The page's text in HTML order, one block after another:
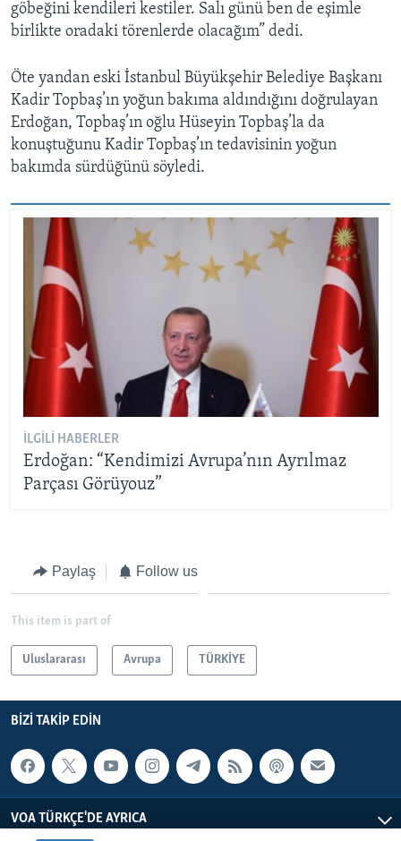
göbeğini kendileri kestiler. Salı günü ben de eşimle
birlikte oradaki törenlerde olacağım” dedi.
Öte yandan eski İstanbul Büyükşehir Belediye Başkanı
Kadir Topbaş’ın yoğun bakıma aldındığını doğrulayan
Erdoğan, Topbaş’ın oğlu Hüseyin Topbaş’la da
konuştuğunu Kadir Topbaş’ın tedavisinin yoğun
bakımda sürdüğünü söyledi.
İLGILI HABERLER
Erdoğan: “Kendimizi Avrupa’nın Ayrılmaz
Parçası Görüyouz”
Paylaş Follow us
This item is part of
Uluslararası Avrupa TÜRKİYE
BIZI TAKIP EDIN
VOA TÜRKÇE'DE AYRICA